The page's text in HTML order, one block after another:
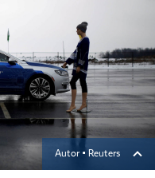
Autor ▪ Reuters